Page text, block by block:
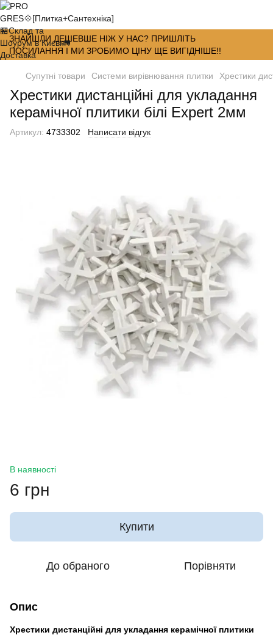
ЗНАЙШЛИ ДЕШЕВШЕ НІЖ У НАС? ПРИШЛІТЬ
ПОСИЛАННЯ І МИ ЗРОБИМО ЦІНУ ЩЕ ВИГІДНІШЕ!!
Супутні товари Системи вирівнювання плитки Хрестики
Хрестики дистанційні для укладання
керамічної плитики білі Expert 2мм
Артикул: 4733302 Написати відгук
В наявності
6 грн
Купити
До обраного Порівняти
Опис
Хрестики дистанційні для укладання керамічної плитики